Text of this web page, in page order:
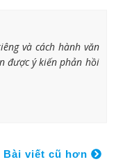
và cách hành văn
được ý kiến phản hồi
Bài viết cũ hơn